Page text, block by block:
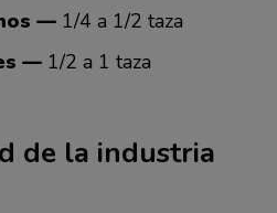
—1/4 a 1/2 taza
—1/2 a 1 taza
de la industria